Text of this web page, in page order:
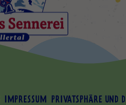
IMPRESSUM PRIVATSPHÄRE UND